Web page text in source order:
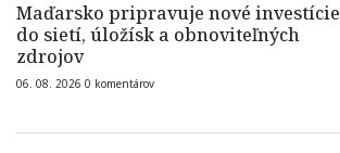
Maďarsko pripravuje nové investície
do sietí, úložísk a obnoviteľných
zdrojov
06. 08. 2026 0 komentárov